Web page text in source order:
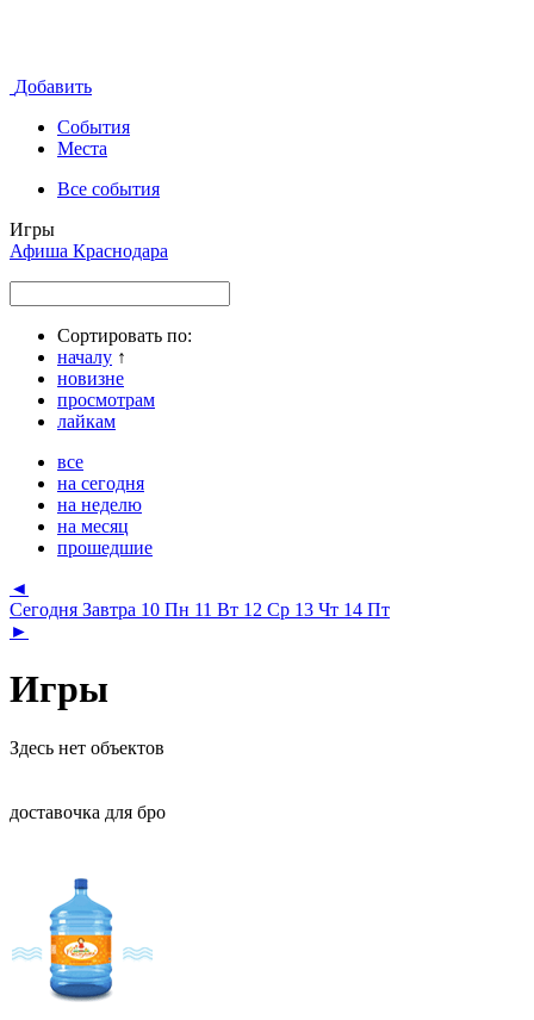
Добавить
События
Места
Все события
Игры
Афиша Краснодара
Сортировать по:
началу ↑
новизне
просмотрам
лайкам
все
на сегодня
на неделю
на месяц
прошедшие
◄
Сегодня Завтра 10 Пн 11 Вт 12 Ср 13 Чт 14 Пт
►
Игры
Здесь нет объектов
доставочка для бро